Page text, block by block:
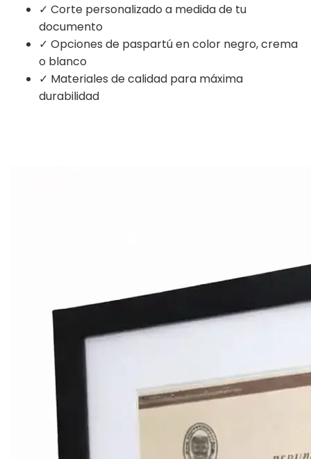
✓ Corte personalizado a medida de tu
documento
✓ Opciones de paspartú en color negro, crema
o blanco
✓ Materiales de calidad para máxima
durabilidad